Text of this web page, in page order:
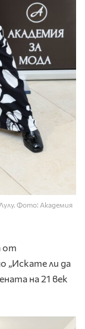
Фото: Академия
от
„Искате ли да
на 21 век